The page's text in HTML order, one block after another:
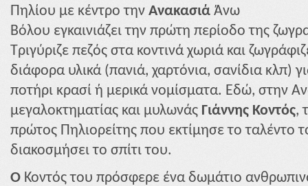
Πηλίου με κέντρο την Ανακασιά Άνω
Βόλου εγκαινιάζει την πρώτη περίοδο της
Τριγύριζε πεζός στα κοντινά χωριά και
διάφορα υλικά (πανιά, χαρτόνια, σανίδια κλπ)
ποτήρι κρασί ή μερικά νομίσματα. Εδώ, στην
μεγαλοκτηματίας και μυλωνάς Γιάννης Κοντός,
πρώτος Πηλιορείτης που εκτίμησε το ταλέντο
διακοσμήσει το σπίτι του.
Ο Κοντός του πρόσφερε ένα δωμάτιο